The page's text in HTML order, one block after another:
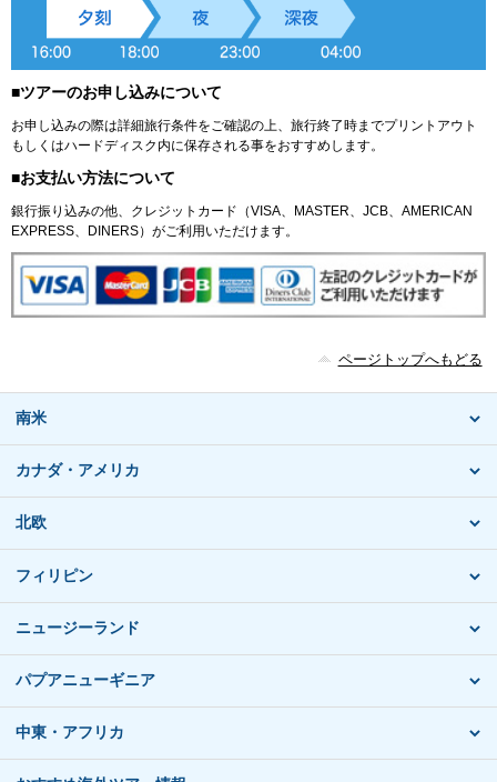
■ツアーのお申し込みについて
お申し込みの際は詳細旅行条件をご確認の上、旅行終了時までプリントアウト
もしくはハードディスク内に保存される事をおすすめします。
■お支払い方法について
銀行振り込みの他、クレジットカード（VISA、MASTER、JCB、AMERICAN
EXPRESS、DINERS）がご利用いただけます。
ページトップへもどる
南米
カナダ・アメリカ
北欧
フィリピン
ニュージーランド
パプアニューギニア
中東・アフリカ